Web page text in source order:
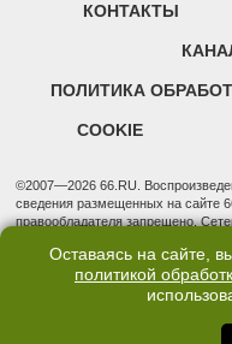
КОНТАКТЫ
ПОЛИТИКА
COOKIE
©2007—2026 66.RU.
сведения размещенных на сайте
правообладателя запрещено.
надзору в сфере связи,
(Роскомнадзор).
Учредитель: Общество с
3, оф. 7015 Фактический адрес
Оставаясь на сайте,
политикой